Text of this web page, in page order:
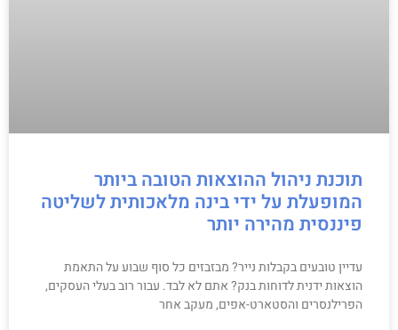
תוכנת ניהול ההוצאות הטובה ביותר
המופעלת על ידי בינה מלאכותית לשליטה
פיננסית מהירה יותר
עדיין טובעים בקבלות נייר? מבזבזים כל סוף שבוע על התאמת
הוצאות ידנית לדוחות בנק? אתם לא לבד. עבור רוב בעלי העסקים,
הפרילנסרים והסטארט-אפים, מעקב אחר